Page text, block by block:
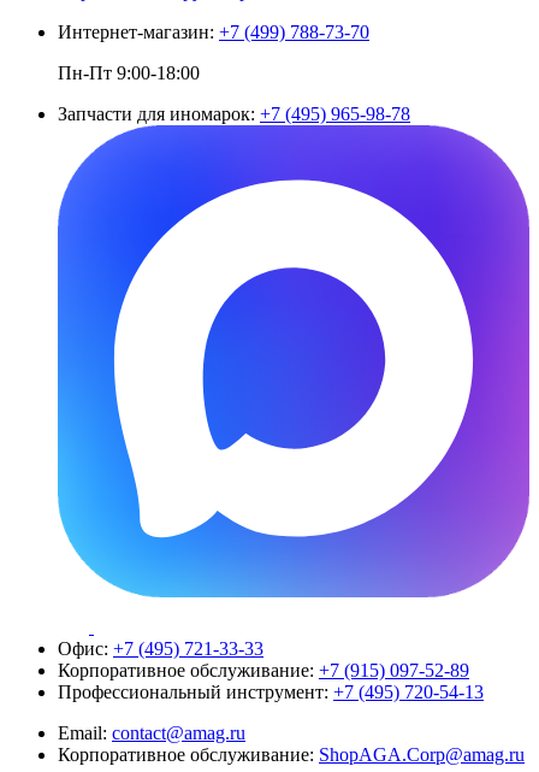
Интернет-магазин: +7 (499) 788-73-70
Пн-Пт 9:00-18:00
Запчасти для иномарок: +7 (495) 965-98-78
Офис: +7 (495) 721-33-33
Корпоративное обслуживание: +7 (915) 097-52-89
Профессиональный инструмент: +7 (495) 720-54-13
Email: contact@amag.ru
Корпоративное обслуживание: ShopAGA.Corp@amag.ru